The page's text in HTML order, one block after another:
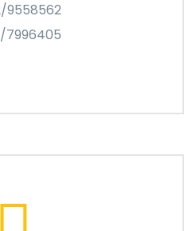
9558562
7996405